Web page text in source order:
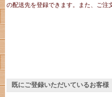
の配送先を登録できます。また、ご注
既にご登録いただいているお客様